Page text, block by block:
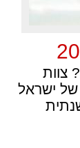
צוות
של ישראל